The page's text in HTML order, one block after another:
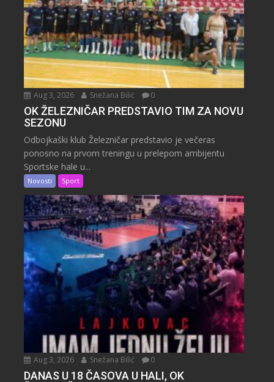
Aug 3, 2026 Snežana Bilić 0
OK ŽELEZNIČAR PREDSTAVIO TIM ZA NOVU
SEZONU
Odbojkaški klub Železničar predstavio je večeras
ponosno na prvom treningu u prelepom ambijentu
Sportske hale u...
Novosti Sport
Aug 3, 2026 Snežana Bilić 0
DANAS U 18 ČASOVA U HALI, OK